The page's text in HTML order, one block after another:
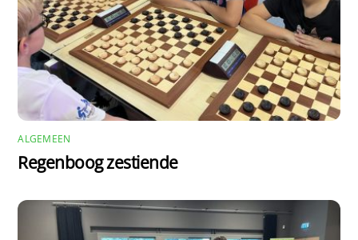
ALGEMEEN
Regenboog zestiende